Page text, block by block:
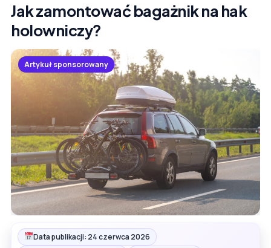
Jak zamontować bagażnik na hak
holowniczy?
Artykuł sponsorowany
Data publikacji: 24 czerwca 2026